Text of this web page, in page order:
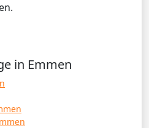
in Emmen